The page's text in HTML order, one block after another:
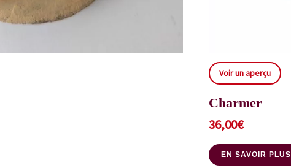
Voir un aperçu
Charmer
36,00€
EN SAVOIR PLUS